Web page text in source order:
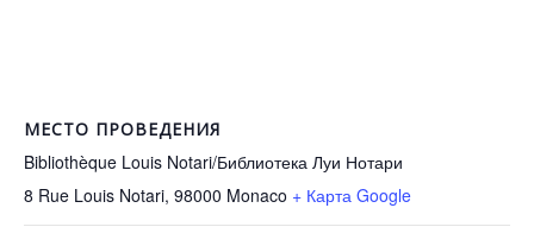
МЕСТО ПРОВЕДЕНИЯ
Bibliothèque Louis Notari/Библиотека Луи Нотари
8 Rue Louis Notari, 98000 Monaco + Карта Google